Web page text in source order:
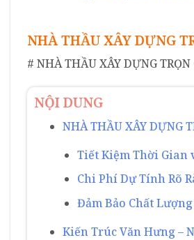
NHÀ THẦU XÂY DỰNG
# NHÀ THẦU XÂY DỰNG
NỘI DUNG
NHÀ THẦU XÂY DỰNG
Tiết Kiệm Thời Gian
Chi Phí Dự Tính Rõ
Đảm Bảo Chất Lượng
Kiến Trúc Văn Hưng –